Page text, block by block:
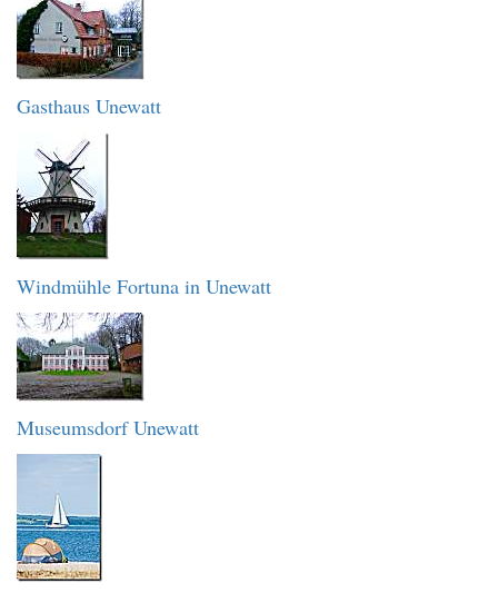
Gasthaus Unewatt
Windmühle Fortuna in Unewatt
Museumsdorf Unewatt